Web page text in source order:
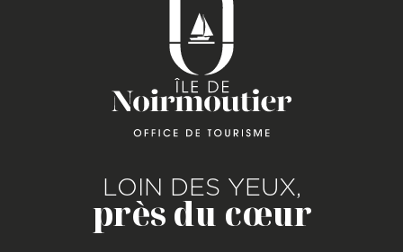
LOIN DES YEUX,
près du cœur